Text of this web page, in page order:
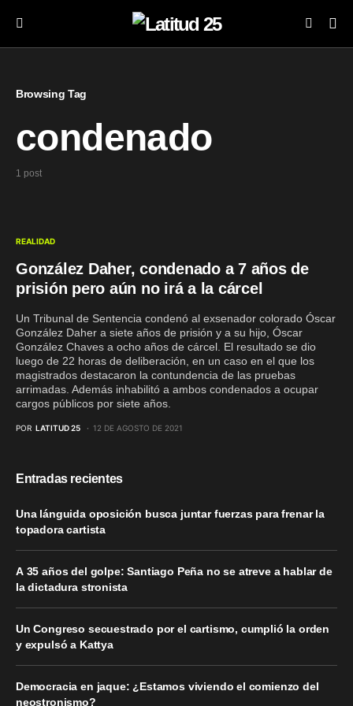
Browsing Tag
condenado
1 post
REALIDAD
González Daher, condenado a 7 años de
prisión pero aún no irá a la cárcel
Un Tribunal de Sentencia condenó al exsenador colorado Óscar
González Daher a siete años de prisión y a su hijo, Óscar
González Chaves a ocho años de cárcel. El resultado se dio
luego de 22 horas de deliberación, en un caso en el que los
magistrados destacaron la contundencia de las pruebas
arrimadas. Además inhabilitó a ambos condenados a ocupar
cargos públicos por siete años.
POR LATITUD 25 12 DE AGOSTO DE 2021
Entradas recientes
Una lánguida oposición busca juntar fuerzas para frenar la
topadora cartista
A 35 años del golpe: Santiago Peña no se atreve a hablar de
la dictadura stronista
Un Congreso secuestrado por el cartismo, cumplió la orden
y expulsó a Kattya
Democracia en jaque: ¿Estamos viviendo el comienzo del
neostronismo?